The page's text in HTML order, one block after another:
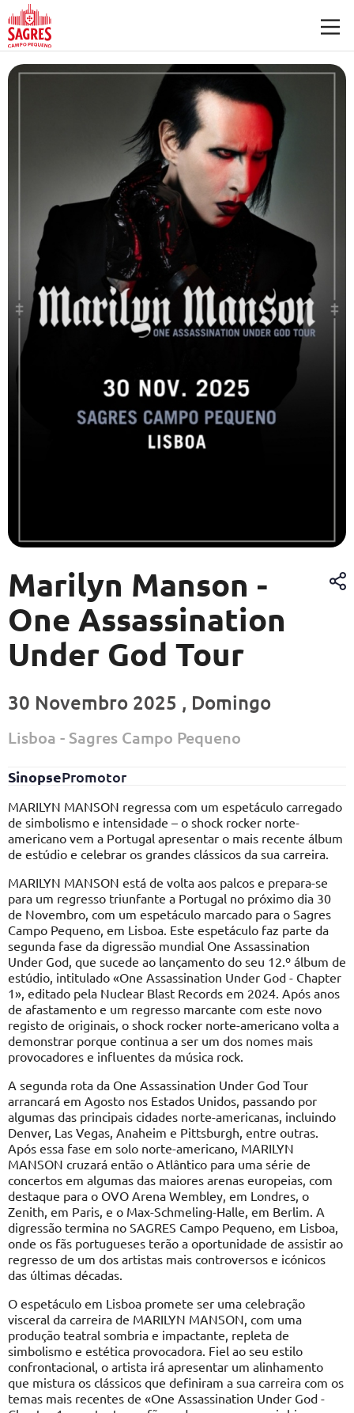
Saltar para o conteúdo principal
Marilyn Manson -
One Assassination
Under God Tour
30 Novembro 2025 , Domingo
Lisboa - Sagres Campo Pequeno
SinopsePromotor
MARILYN MANSON regressa com um espetáculo carregado
de simbolismo e intensidade – o shock rocker norte-
americano vem a Portugal apresentar o mais recente álbum
de estúdio e celebrar os grandes clássicos da sua carreira.
MARILYN MANSON está de volta aos palcos e prepara-se
para um regresso triunfante a Portugal no próximo dia 30
de Novembro, com um espetáculo marcado para o Sagres
Campo Pequeno, em Lisboa. Este espetáculo faz parte da
segunda fase da digressão mundial One Assassination
Under God, que sucede ao lançamento do seu 12.º álbum de
estúdio, intitulado «One Assassination Under God - Chapter
1», editado pela Nuclear Blast Records em 2024. Após anos
de afastamento e um regresso marcante com este novo
registo de originais, o shock rocker norte-americano volta a
demonstrar porque continua a ser um dos nomes mais
provocadores e influentes da música rock.
A segunda rota da One Assassination Under God Tour
arrancará em Agosto nos Estados Unidos, passando por
algumas das principais cidades norte-americanas, incluindo
Denver, Las Vegas, Anaheim e Pittsburgh, entre outras.
Após essa fase em solo norte-americano, MARILYN
MANSON cruzará então o Atlântico para uma série de
concertos em algumas das maiores arenas europeias, com
destaque para o OVO Arena Wembley, em Londres, o
Zenith, em Paris, e o Max-Schmeling-Halle, em Berlim. A
digressão termina no SAGRES Campo Pequeno, em Lisboa,
onde os fãs portugueses terão a oportunidade de assistir ao
regresso de um dos artistas mais controversos e icónicos
das últimas décadas.
O espetáculo em Lisboa promete ser uma celebração
visceral da carreira de MARILYN MANSON, com uma
produção teatral sombria e impactante, repleta de
simbolismo e estética provocadora. Fiel ao seu estilo
confrontacional, o artista irá apresentar um alinhamento
que mistura os clássicos que definiram a sua carreira com os
temas mais recentes de «One Assassination Under God -